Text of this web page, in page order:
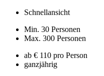
Schnellansicht
Min. 30 Personen
Max. 300 Personen
ab € 110 pro Person
ganzjährig